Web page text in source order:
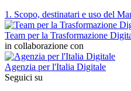
1. Scopo, destinatari e uso del
Team per la Trasformazione
in collaborazione con
Agenzia per l'Italia Digitale
Seguici su